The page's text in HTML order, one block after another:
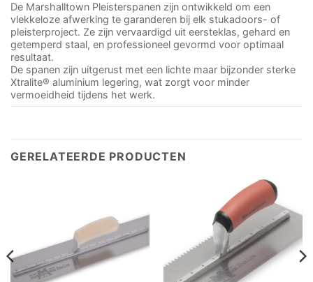
De Marshalltown Pleisterspanen zijn ontwikkeld om een
vlekkeloze afwerking te garanderen bij elk stukadoors- of
pleisterproject. Ze zijn vervaardigd uit eersteklas, gehard en
getemperd staal, en professioneel gevormd voor optimaal
resultaat.
De spanen zijn uitgerust met een lichte maar bijzonder sterke
Xtralite® aluminium legering, wat zorgt voor minder
vermoeidheid tijdens het werk.
GERELATEERDE PRODUCTEN